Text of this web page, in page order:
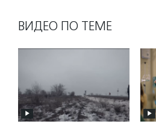
ВИДЕО ПО ТЕМЕ